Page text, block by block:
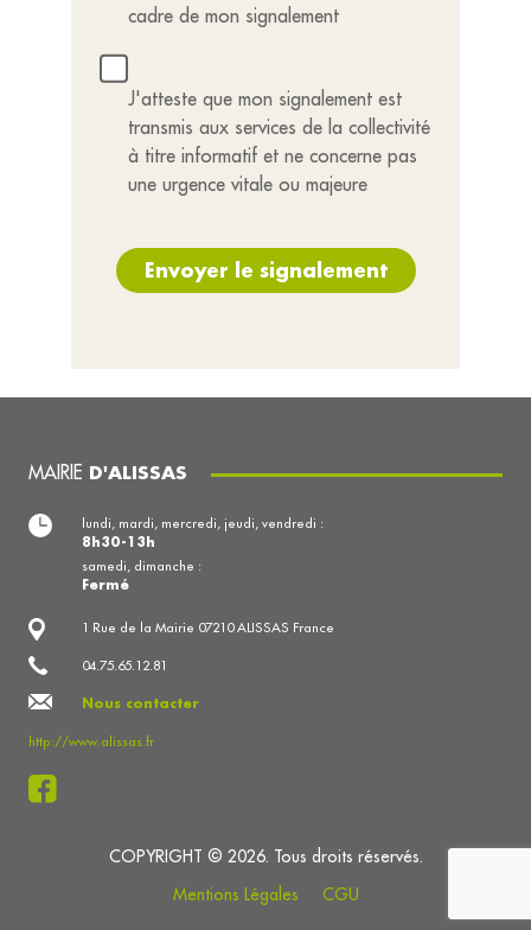
cadre de mon signalement
J'atteste que mon signalement est
transmis aux services de la collectivité
à titre informatif et ne concerne pas
une urgence vitale ou majeure
Envoyer le signalement
MAIRIE D'ALISSAS
1 Rue de la Mairie 07210 ALISSAS France
04.75.65.12.81
Nous contacter
http://www.alissas.fr
lundi, mardi, mercredi, jeudi, vendredi :
8h30-13h
samedi, dimanche :
Fermé
COPYRIGHT © 2026. Tous droits réservés.
Mentions Légales
CGU